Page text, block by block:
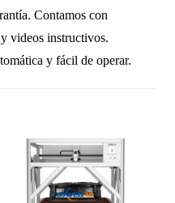
Contamos con
videos instructivos.
y fácil de operar.